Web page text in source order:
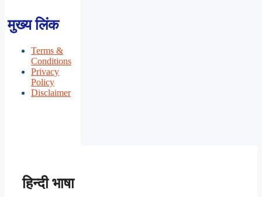
मुख्य लिंक
Terms &
Conditions
Privacy
Policy
Disclaimer
हिन्दी भाषा